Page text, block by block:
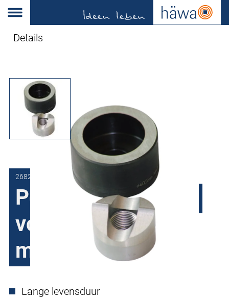
Details
2682-0818-60-25
Ponsen Plus "RVS"
voor trekas ø 11,1
mm
Lange levensduur